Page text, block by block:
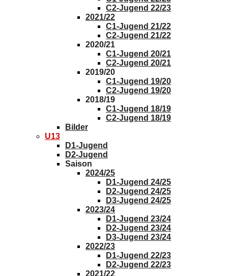
C2-Jugend 22/23
2021/22
C1-Jugend 21/22
C2-Jugend 21/22
2020/21
C1-Jugend 20/21
C2-Jugend 20/21
2019/20
C1-Jugend 19/20
C2-Jugend 19/20
2018/19
C1-Jugend 18/19
C2-Jugend 18/19
Bilder
U13
D1-Jugend
D2-Jugend
Saison
2024/25
D1-Jugend 24/25
D2-Jugend 24/25
D3-Jugend 24/25
2023/24
D1-Jugend 23/24
D2-Jugend 23/24
D3-Jugend 23/24
2022/23
D1-Jugend 22/23
D2-Jugend 22/23
2021/22